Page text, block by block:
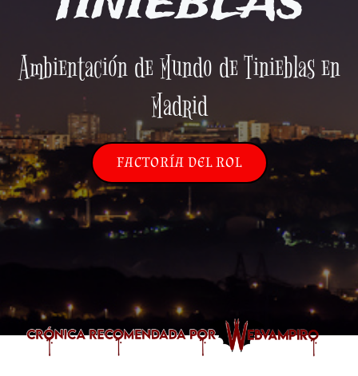
Ambientación de Mundo de Tinieblas en
Madrid
FACTORÍA DEL ROL